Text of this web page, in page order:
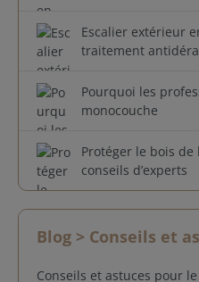
Escalier extérieur
traitement
Pourquoi les
monocouche
Protéger le bois de
conseils d’experts
Blog > Conseils et
Conseils et astuces pour